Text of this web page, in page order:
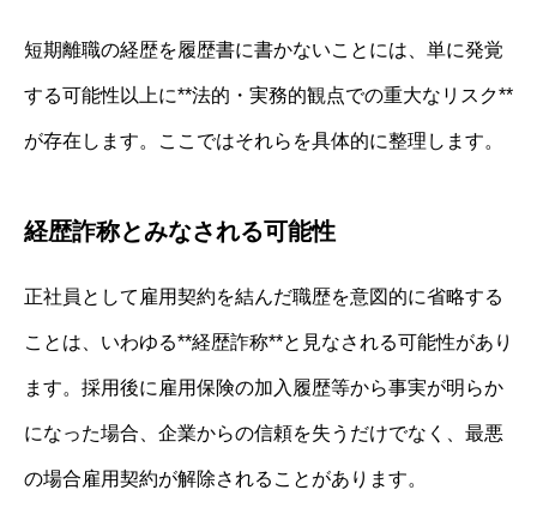
短期離職の経歴を履歴書に書かないことには、単に発覚
する可能性以上に**法的・実務的観点での重大なリスク**
が存在します。ここではそれらを具体的に整理します。
経歴詐称とみなされる可能性
正社員として雇用契約を結んだ職歴を意図的に省略する
ことは、いわゆる**経歴詐称**と見なされる可能性があり
ます。採用後に雇用保険の加入履歴等から事実が明らか
になった場合、企業からの信頼を失うだけでなく、最悪
の場合雇用契約が解除されることがあります。